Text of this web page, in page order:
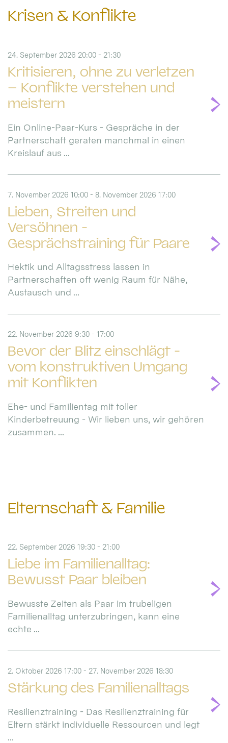
Krisen & Konflikte
Kritisieren, ohne zu verletzen
– Konflikte verstehen und
meistern
24. September 2026 20:00 - 21:30
Ein Online-Paar-Kurs - Gespräche in der
Partnerschaft geraten manchmal in einen
Kreislauf aus ...
Lieben, Streiten und
Versöhnen -
Gesprächstraining für Paare
7. November 2026 10:00 - 8. November 2026 17:00
Hektik und Alltagsstress lassen in
Partnerschaften oft wenig Raum für Nähe,
Austausch und ...
Bevor der Blitz einschlägt -
vom konstruktiven Umgang
mit Konflikten
22. November 2026 9:30 - 17:00
Ehe- und Familientag mit toller
Kinderbetreuung - Wir lieben uns, wir gehören
zusammen. ...
Elternschaft & Familie
Liebe im Familienalltag:
Bewusst Paar bleiben
22. September 2026 19:30 - 21:00
Bewusste Zeiten als Paar im trubeligen
Familienalltag unterzubringen, kann eine
echte ...
Stärkung des Familienalltags
2. Oktober 2026 17:00 - 27. November 2026 18:30
Resilienztraining - Das Resilienztraining für
Eltern stärkt individuelle Ressourcen und legt
...